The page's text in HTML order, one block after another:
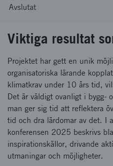
Avslutat
Viktiga resultat
Projektet har gett en unik
organisatoriska lärande
klimatkrav under 10 års tid,
Det är väldigt ovanligt i bygg-
man ger sig tid att reflektera
tid och dra lärdomar av det. I
konferensen 2025 beskrivs
inspirationskällor, drivande
utmaningar och möjligheter.